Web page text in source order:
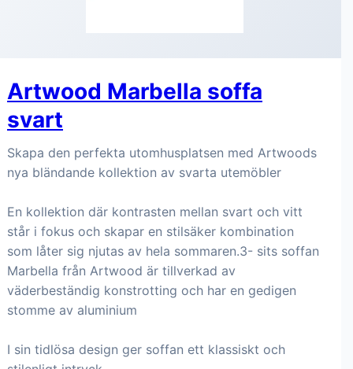
Artwood Marbella soffa
svart
Skapa den perfekta utomhusplatsen med Artwoods
nya bländande kollektion av svarta utemöbler
En kollektion där kontrasten mellan svart och vitt
står i fokus och skapar en stilsäker kombination
som låter sig njutas av hela sommaren.3- sits soffan
Marbella från Artwood är tillverkad av
väderbeständig konstrotting och har en gedigen
stomme av aluminium
I sin tidlösa design ger soffan ett klassiskt och